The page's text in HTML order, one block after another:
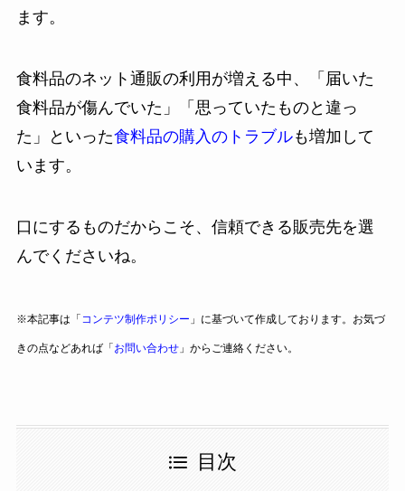
ます。
食料品のネット通販の利用が増える中、「届いた
食料品が傷んでいた」「思っていたものと違っ
た」といった食料品の購入のトラブルも増加して
います。
口にするものだからこそ、信頼できる販売先を選
んでくださいね。
※本記事は「 コンテツ制作ポリシー 」に基づいて作成しております。お気づ
きの点などあれば「お問い合わせ」からご連絡ください。
目次